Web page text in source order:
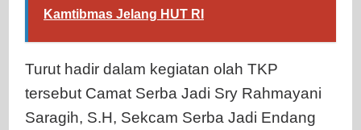
Kamtibmas Jelang HUT RI
Turut hadir dalam kegiatan olah TKP
tersebut Camat Serba Jadi Sry Rahmayani
Saragih, S.H, Sekcam Serba Jadi Endang